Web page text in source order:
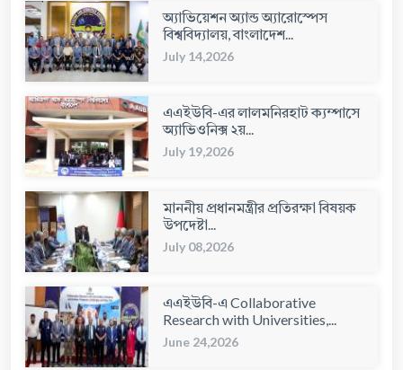
অ্যাভিয়েশন অ্যান্ড অ্যারোস্পেস
বিশ্ববিদ্যালয়, বাংলাদেশ...
July 14,2026
এএইউবি-এর লালমনিরহাট ক্যম্পাসে
অ্যাভিওনিক্স ২য়...
July 19,2026
মাননীয় প্রধানমন্ত্রীর প্রতিরক্ষা বিষয়ক
উপদেষ্টা...
July 08,2026
এএইউবি-এ Collaborative
Research with Universities,...
June 24,2026